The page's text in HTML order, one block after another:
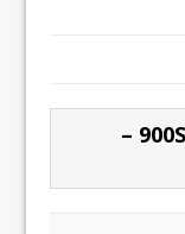
5 תגובות לדג לשבת: דוקאטי 900SS –